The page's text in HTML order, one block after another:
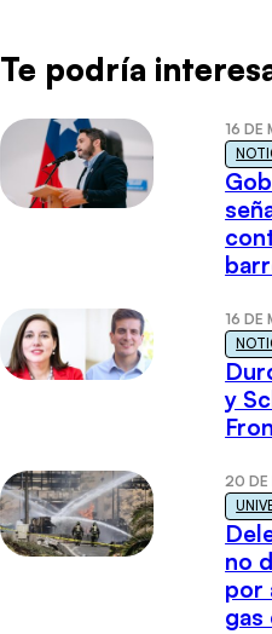
Te podría
16 DE
16 DE
y
20 DE
no
por
gas